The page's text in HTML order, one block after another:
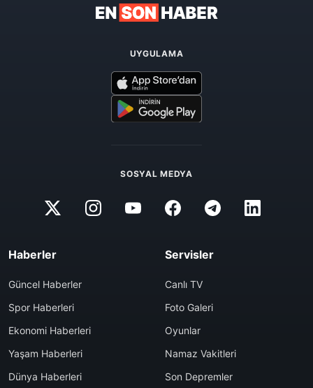
UYGULAMA
SOSYAL MEDYA
Haberler
Güncel Haberler
Spor Haberleri
Ekonomi Haberleri
Yaşam Haberleri
Dünya Haberleri
Servisler
Canlı TV
Foto Galeri
Oyunlar
Namaz Vakitleri
Son Depremler